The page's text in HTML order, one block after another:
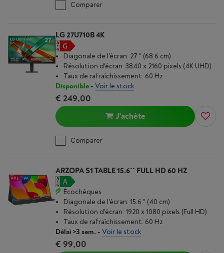
Comparer
LG 27U710B 4K
Diagonale de l'écran: 27 " (68.6 cm)
Résolution d'écran: 3840 x 2160 pixels (4K UHD)
Taux de rafraîchissement: 60 Hz
Disponible- Voir le stock
€ 249,00
J'achète
Comparer
ARZOPA S1 TABLE 15.6´´ FULL HD 60 HZ
Écochèques
Diagonale de l'écran: 15.6 " (40 cm)
Résolution d'écran: 1920 x 1080 pixels (Full HD)
Taux de rafraîchissement: 60 Hz
Délai >3 sem. - Voir le stock
€ 99,00